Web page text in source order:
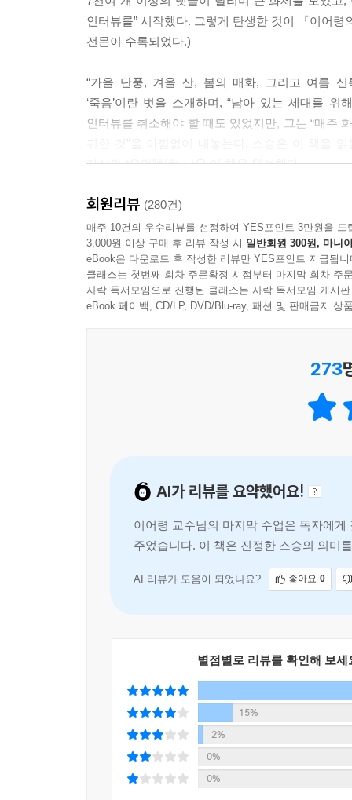
정작 나는 선생님과 나의 대화가 어떻게 흘러갈
로서 그는 항상 용기백배했고, 듣고 정리하는 자
--- p.241
“바다에 일어나는 파도를 보게. 파도는 아무리 높
--- p.291
인터뷰를” 시작했다. 그렇게 탄생한 것이 『이어
전문이 수록되었다.)
“가을 단풍, 겨울 산, 봄의 매화, 그리고 여름
‘죽음’이란 벗을 소개하며, “남아 있는 세대를
인터뷰를 취소해야 할 때도 있었지만, 그는 “매주
자신의 “유언”처럼 남을 이 책을 완성했다.
“나는 이제부터 자네와 아주 중요한 이야기를
이해하겠나? 어둠의 팔뚝을 넘어뜨리고 받은 전리
_「다시, 라스트 인터뷰」에서
“이 책은 죽음 혹은 삶을 묻는
애잔한 질문에 대한 아름다운 답이다.”
스승이기에 전할 수 있는 지혜들로 가득하다. 그
_「프롤로그」에서
또한, 스승은 “유언의 레토릭”으로 가득한 수
커트인지, 왜 인간은 타인에 의해 바뀔 수 없는지
이야기하기도 한다.
스승이 전하는 담담한 위로
스승 이어령은 우리에게 자신의 죽음이 끝을 의
오래 사는 셈”이라고……. 글을 쓰고 말하는 것이
쓰는” 다음이 있다며, 현재 자신에게 벌어진 “모
회원리뷰 (280건)
매주 10건의 우수리뷰를 선정하여 YES포인트 3만원을 드
3,000원 이상 구매 후 리뷰 작성 시 일반회원 300원, 마니
eBook은 다운로드 후 작성한 리뷰만 YES포인트 지급됩니
클래스는 첫번째 회차 주문확정 시점부터 마지막 회차 주
사락 독서모임으로 진행된 클래스는 사락 독서모임 게시
eBook 페이백, CD/LP, DVD/Blu-ray, 패션 및 판매금지 상
273
AI가 리뷰를 요약했어요!
이어령 교수님의 마지막 수업은 독자에
주었습니다. 이 책은 진정한 스승의 의미
이어령 교수님은 사람의 마음
별점별로 리뷰를 확인해 보세
2%
0%